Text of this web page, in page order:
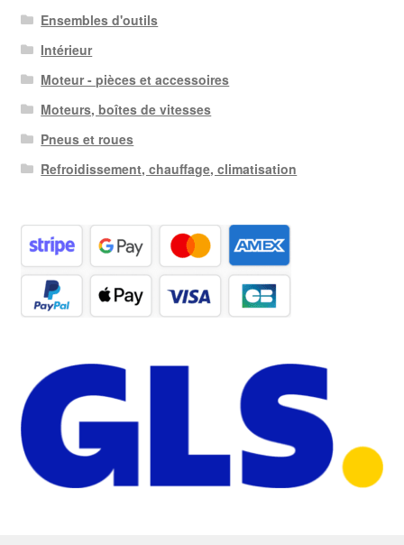
Ensembles d'outils
Intérieur
Moteur - pièces et accessoires
Moteurs, boîtes de vitesses
Pneus et roues
Refroidissement, chauffage, climatisation